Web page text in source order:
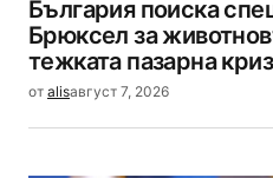
България поиска
Брюксел за
тежката пазарна
от alisавгуст 7, 2026